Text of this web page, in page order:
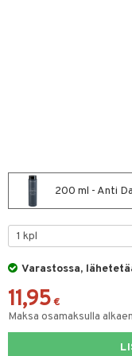
200 ml - Anti
Varastossa,
11,95 €
Maksa osamaksulla
& Antifrizz
tuotteet
& Geeli